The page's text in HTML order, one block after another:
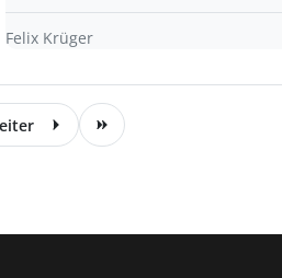
Felix Krüger